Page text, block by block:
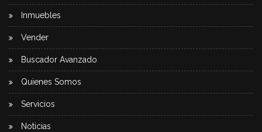
Inmuebles
Vender
Buscador Avanzado
Quienes Somos
Servicios
Noticias